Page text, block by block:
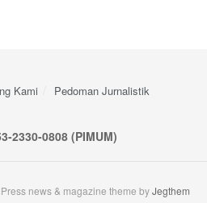
Kami Pedoman Jurnalistik
2330-0808 (PIMUM)
news & magazine theme byJegthem